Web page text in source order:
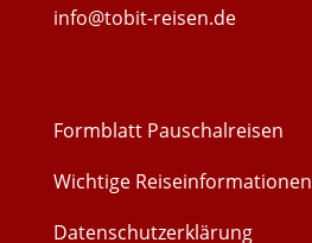
info@tobit-reisen.de
Formblatt Pauschalreisen
Wichtige Reiseinformationen
Datenschutzerklärung